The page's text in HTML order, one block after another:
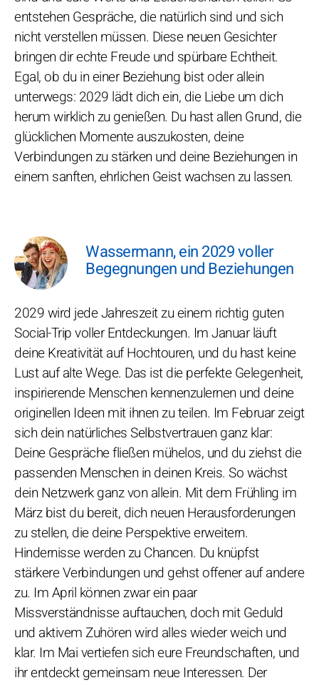
entstehen Gespräche, die natürlich sind und sich
nicht verstellen müssen. Diese neuen Gesichter
bringen dir echte Freude und spürbare Echtheit.
Egal, ob du in einer Beziehung bist oder allein
unterwegs: 2029 lädt dich ein, die Liebe um dich
herum wirklich zu genießen. Du hast allen Grund, die
glücklichen Momente auszukosten, deine
Verbindungen zu stärken und deine Beziehungen in
einem sanften, ehrlichen Geist wachsen zu lassen.
Wassermann, ein 2029 voller
Begegnungen und Beziehungen
2029 wird jede Jahreszeit zu einem richtig guten
Social-Trip voller Entdeckungen. Im Januar läuft
deine Kreativität auf Hochtouren, und du hast keine
Lust auf alte Wege. Das ist die perfekte Gelegenheit,
inspirierende Menschen kennenzulernen und deine
originellen Ideen mit ihnen zu teilen. Im Februar zeigt
sich dein natürliches Selbstvertrauen ganz klar:
Deine Gespräche fließen mühelos, und du ziehst die
passenden Menschen in deinen Kreis. So wächst
dein Netzwerk ganz von allein. Mit dem Frühling im
März bist du bereit, dich neuen Herausforderungen
zu stellen, die deine Perspektive erweitern.
Hindernisse werden zu Chancen. Du knüpfst
stärkere Verbindungen und gehst offener auf andere
zu. Im April können zwar ein paar
Missverständnisse auftauchen, doch mit Geduld
und aktivem Zuhören wird alles wieder weich und
klar. Im Mai vertiefen sich eure Freundschaften, und
ihr entdeckt gemeinsam neue Interessen. Der